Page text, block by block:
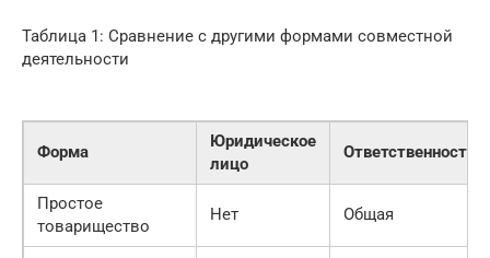
Таблица 1: Сравнение с другими формами совместной
деятельности
Форма
Юридическое
лицо
Ответственность
Простое
товарищество
Нет Общая